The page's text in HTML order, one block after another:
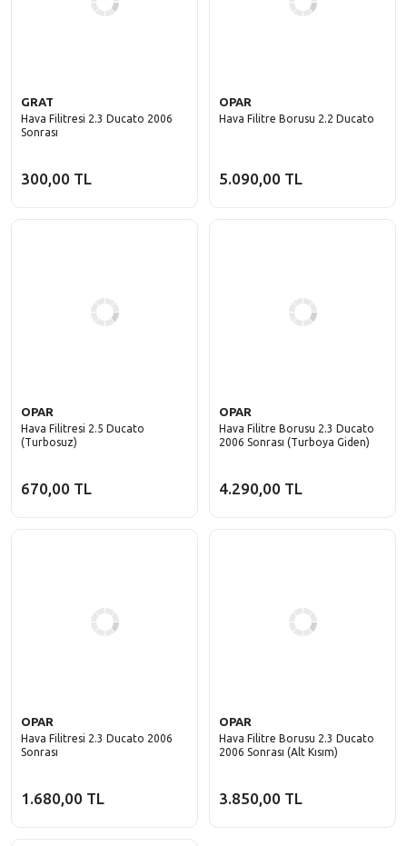
GRAT
Hava Filitresi 2.3 Ducato 2006
Sonrası
300,00 TL
OPAR
Hava Filitre Borusu 2.2 Ducato
5.090,00 TL
OPAR
Hava Filitresi 2.5 Ducato
(Turbosuz)
670,00 TL
OPAR
Hava Filitre Borusu 2.3 Ducato
2006 Sonrası (Turboya Giden)
4.290,00 TL
OPAR
Hava Filitresi 2.3 Ducato 2006
Sonrası
1.680,00 TL
OPAR
Hava Filitre Borusu 2.3 Ducato
2006 Sonrası (Alt Kısım)
3.850,00 TL